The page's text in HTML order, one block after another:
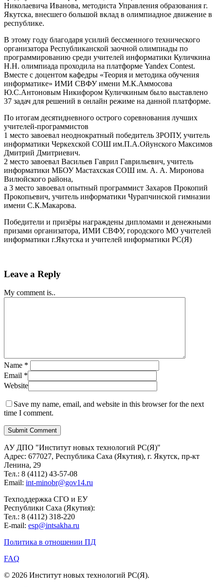
Николаевича Иванова, методиста Управления образования г.
Якутска, внесшего большой вклад в олимпиадное движение в
республике.
В этому году благодаря усилий бессменного технического
организатора Республиканской заочной олимпиады по
программированию среди учителей информатики Куличкина
Н.Н. олимпиада проходила на платформе Yandex Contest.
Вместе с доцентом кафедры «Теория и методика обучения
информатике» ИМИ СВФУ имени М.К.Аммосова
Ю.С.Антоновым Никифором Куличкиным было выставлено
37 задач для решений в онлайн режиме на данной платформе.
По итогам десятидневного острого соревнования лучших
учителей-программистов
1 место завоевал неоднократный победитель ЗРОПУ, учитель
информатики Черкехской СОШ им.П.А.Ойунского Максимов
Дмитрий Дмитриевич.
2 место завоевал Васильев Гаврил Гаврильевич, учитель
информатики МБОУ Мастахская СОШ им. А. А. Миронова
Вилюйского района,
а 3 место завоевал опытный программист Захаров Прокопий
Прокопьевич, учитель информатики Чурапчинской гимназии
имени С.К.Макарова.
Победители и призёры награждены дипломами и денежными
призами организатора, ИМИ СВФУ, городского МО учителей
информатики г.Якутска и учителей информатики РС(Я)
Leave a Reply
My comment is..
Name *
Email *
Website
Save my name, email, and website in this browser for the next
time I comment.
АУ ДПО "Институт новых технологий РС(Я)"
Адрес: 677027, Республика Саха (Якутия), г. Якутск, пр-кт
Ленина, 29
Тел.: 8 (4112) 43-57-08
Email: int-minobr@gov14.ru
Техподдержка СГО и ЕУ
Республики Саха (Якутия):
Тел.: 8 (4112) 318-220
E-mail: esp@intsakha.ru
Политика в отношении ПД
FAQ
© 2026 Институт новых технологий РС(Я).